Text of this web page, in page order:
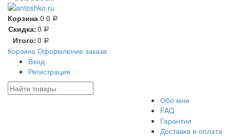
Корзина 0 0 Р
Скидка:0 Р
Итого:0 Р
Корзина Оформление заказа
Вход
Регистрация
Обо мне
FAQ
Гарантии
Доставка и оплата